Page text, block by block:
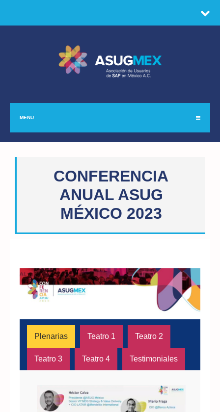
MENU
CONFERENCIA
ANUAL ASUG
MÉXICO 2023
Plenarias Teatro 1 Teatro 2
Teatro 3 Teatro 4 Testimoniales